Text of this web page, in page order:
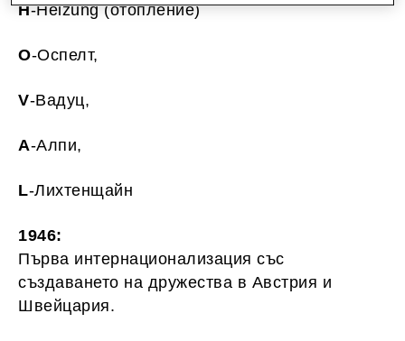
H-Heizung (отопление)
О-Оспелт,
V-Вадуц,
A-Алпи,
L-Лихтенщайн
1946:
Първа интернационализация със
създаването на дружества в Австрия и
Швейцария.